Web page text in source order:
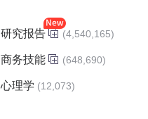
研究报告 (4,540,165)
商务技能 (648,690)
心理学 (12,073)